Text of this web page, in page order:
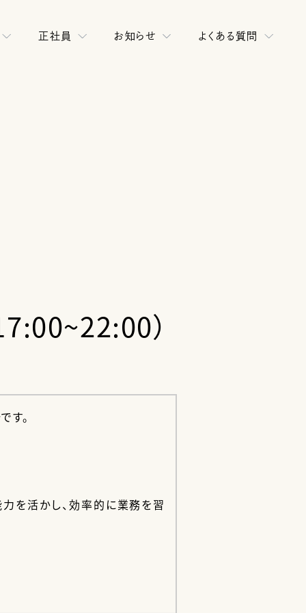
正社員 お知らせ よくある質問
）
す。
を活かし、効率的に業務を習